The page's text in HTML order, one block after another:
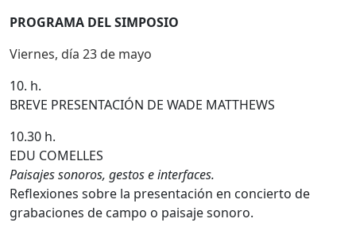
PROGRAMA DEL SIMPOSIO
Viernes, día 23 de mayo
10. h.
BREVE PRESENTACIÓN DE WADE MATTHEWS
10.30 h.
EDU COMELLES
Paisajes sonoros, gestos e interfaces.
Reflexiones sobre la presentación en concierto de
grabaciones de campo o paisaje sonoro.